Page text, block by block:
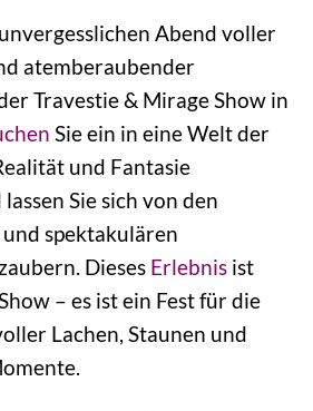
Abend voller
atemberaubender
Travestie & Mirage Show in
Sie ein in eine Welt der
und Fantasie
Sie sich von den
spektakulären
Dieses Erlebnis ist
– es ist ein Fest für die
Lachen, Staunen und